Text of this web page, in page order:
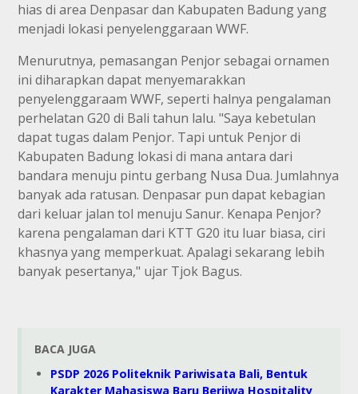
hias di area Denpasar dan Kabupaten Badung yang
menjadi lokasi penyelenggaraan WWF.
Menurutnya, pemasangan Penjor sebagai ornamen
ini diharapkan dapat menyemarakkan
penyelenggaraam WWF, seperti halnya pengalaman
perhelatan G20 di Bali tahun lalu. "Saya kebetulan
dapat tugas dalam Penjor. Tapi untuk Penjor di
Kabupaten Badung lokasi di mana antara dari
bandara menuju pintu gerbang Nusa Dua. Jumlahnya
banyak ada ratusan. Denpasar pun dapat kebagian
dari keluar jalan tol menuju Sanur. Kenapa Penjor?
karena pengalaman dari KTT G20 itu luar biasa, ciri
khasnya yang memperkuat. Apalagi sekarang lebih
banyak pesertanya," ujar Tjok Bagus.
BACA JUGA
PSDP 2026 Politeknik Pariwisata Bali, Bentuk
Karakter Mahasiswa Baru Berjiwa Hospitality